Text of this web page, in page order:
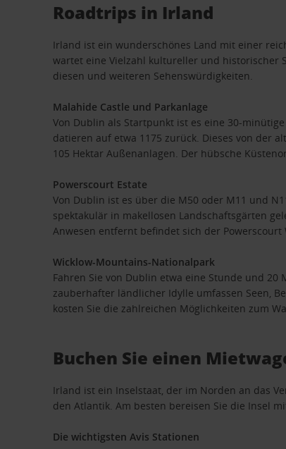
Roadtrips in Irland
Irland ist ein wunderschönes Land mit einer
wartet eine Vielzahl kultureller und historischer
diesen und weiteren Sehenswürdigkeiten.
Malahide Castle und Parkanlage
Von Dublin als Startpunkt ist es eine 30-
datieren auf etwa 1175 zurück. Dieses von der
105 Hektar Außenanlagen. Der hübsche
Powerscourt Estate
Von Dublin ist es über die M50 oder M11 und
spektakulär in makellosen Landschaftsgärten
Anwesen entfernt befindet sich der
Wicklow-Mountains-Nationalpark
Fahren Sie von Dublin etwa eine Stunde und
zauberhafter ländlicher Idylle umfassen Seen,
kosten Sie die zahlreichen Möglichkeiten zum
Buchen Sie einen
Irland ist ein Inselstaat, der im Norden an das
den Atlantik. Am besten bereisen Sie die Insel
Die wichtigsten Avis Stationen